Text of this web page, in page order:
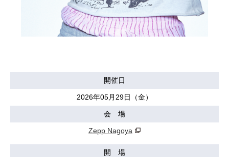
開催日
2026年05月29日（金）
会 場
Zepp Nagoya
開 場